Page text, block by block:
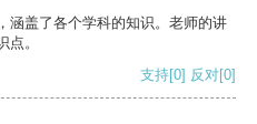
涵盖了各个学科的知识。老师的讲
。
支持[0] 反对[0]